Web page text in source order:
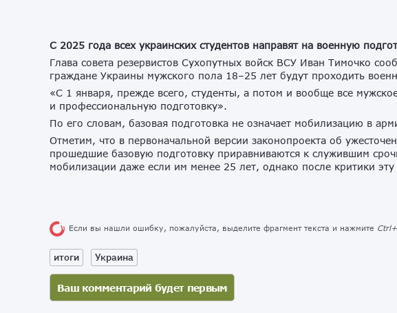
С 2025 года всех украинских студентов направят на военную
Глава совета резервистов Сухопутных войск ВСУ Иван Тимочко
граждане Украины мужского пола 18–25 лет будут проходить
«С 1 января, прежде всего, студенты, а потом и вообще все
и профессиональную подготовку».
По его словам, базовая подготовка не означает мобилизацию в
Отметим, что в первоначальной версии законопроекта об
прошедшие базовую подготовку приравниваются к служившим
мобилизации даже если им менее 25 лет, однако после критики
Если вы нашли ошибку, пожалуйста, выделите фрагмент текста и нажмите
итоги Украина